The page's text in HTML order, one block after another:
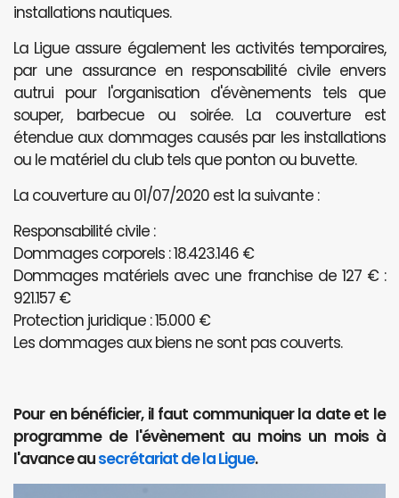
installations nautiques.
La Ligue assure également les activités temporaires,
par une assurance en responsabilité civile envers
autrui pour l'organisation d'évènements tels que
souper, barbecue ou soirée. La couverture est
étendue aux dommages causés par les installations
ou le matériel du club tels que ponton ou buvette.
La couverture au 01/07/2020 est la suivante :
Responsabilité civile :
Dommages corporels : 18.423.146 €
Dommages matériels avec une franchise de 127 € :
921.157 €
Protection juridique : 15.000 €
Les dommages aux biens ne sont pas couverts.
Pour en bénéficier, il faut communiquer la date et le
programme de l'évènement au moins un mois à
l'avance ausecrétariat de la Ligue.